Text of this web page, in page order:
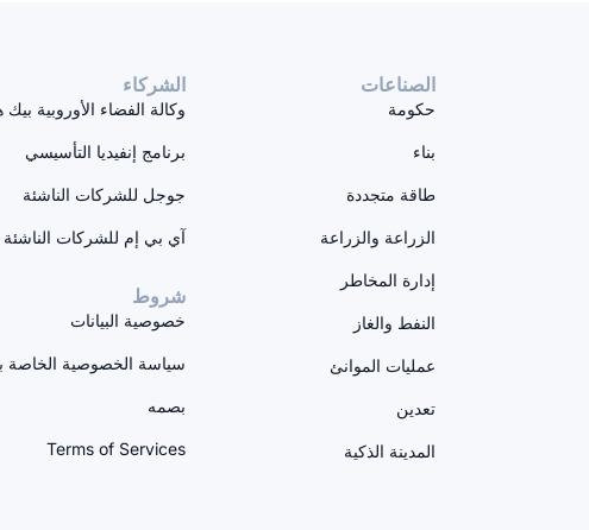
الصناعات
حكومة
بناء
طاقة متجددة
الزراعة والزراعة
إدارة المخاطر
النفط والغاز
عمليات الموانئ
تعدين
المدينة الذكية
الشركاء
وكالة الفضاء الأوروبية
برنامج إنفيديا التأسيسي
جوجل للشركات الناشئة
آي بي إم للشركات الناشئة
شروط
خصوصية البيانات
سياسة الخصوصية الخاصة
بصمه
Terms of Services